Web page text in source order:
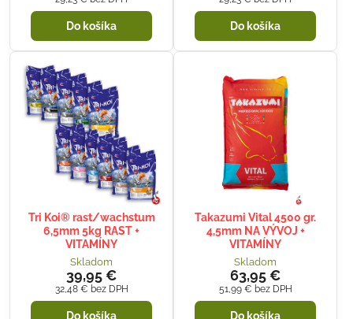
Do košíka Do košíka
Tri Koi® rast/wachstum
6,5mm 5kg RAST +
VITAMÍNY
Skladom
39,95 €
32,48 € bez DPH
Do košíka
Takazumi Vital 4500 gr.
4,5mm NA VÝVOJ +
VITAMÍNY
Skladom
63,95 €
51,99 € bez DPH
Do košíka